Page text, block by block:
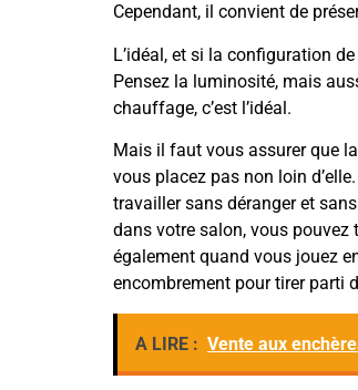
Cependant, il convient de
L’idéal, et si la configuration
Pensez la luminosité, mais
chauffage, c’est l’idéal.
Mais il faut vous assurer que
vous placez pas non loin
travailler sans déranger et
dans votre salon, vous pouvez
également quand vous jouez
encombrement pour tirer parti
A LIRE : Vente aux